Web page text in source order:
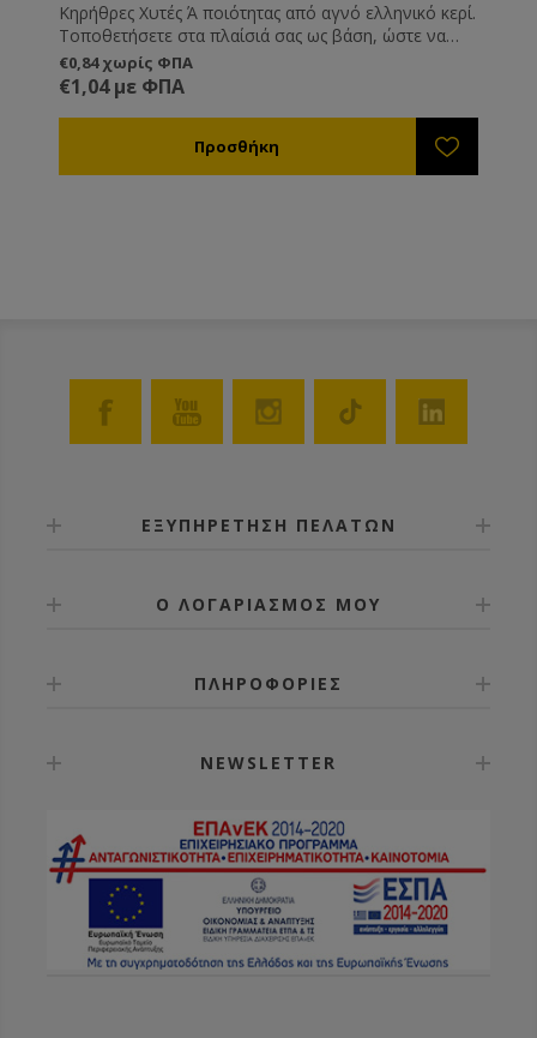
Κηρήθρες Χυτές Ά ποιότητας από αγνό ελληνικό κερί.
Τοποθετήσετε στα πλαίσιά σας ως βάση, ώστε να
μπορέσουν οι μέλισσες να τα χτίσουν στη συνέχεια
με το δικό τους κερί.
€0,84 χωρίς ΦΠΑ
€1,04 με ΦΠΑ
ΕΞΥΠΗΡΕΤΗΣΗ ΠΕΛΑΤΩΝ
Ο ΛΟΓΑΡΙΑΣΜΟΣ ΜΟΥ
ΠΛΗΡΟΦΟΡΙΕΣ
NEWSLETTER